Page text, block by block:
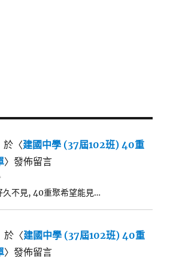
於〈建國中學 (37屆102班) 40重
〉發佈留言
久不見, 40重聚希望能見…
於〈建國中學 (37屆102班) 40重
〉發佈留言